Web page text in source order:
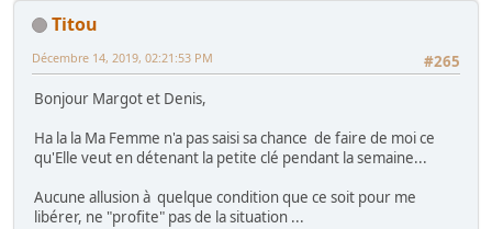
Titou
#265
Décembre 14, 2019, 02:21:53 PM
Bonjour Margot et Denis,
Ha la la Ma Femme n'a pas saisi sa chance de faire de moi ce
qu'Elle veut en détenant la petite clé pendant la semaine...
Aucune allusion à quelque condition que ce soit pour me
libérer, ne "profite" pas de la situation ...